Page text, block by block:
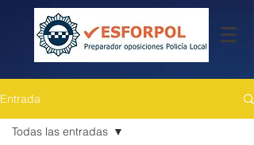
Entrada
Todas las entradas